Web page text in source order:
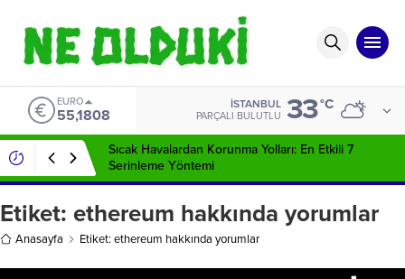
EURO
55,1808
İSTANBUL
PARÇALI BULUTLU 33°C
Sıcak Havalardan Korunma Yolları: En Etkili 7
Serinleme Yöntemi
Etiket: ethereum hakkında yorumlar
Anasayfa Etiket: ethereum hakkında yorumlar